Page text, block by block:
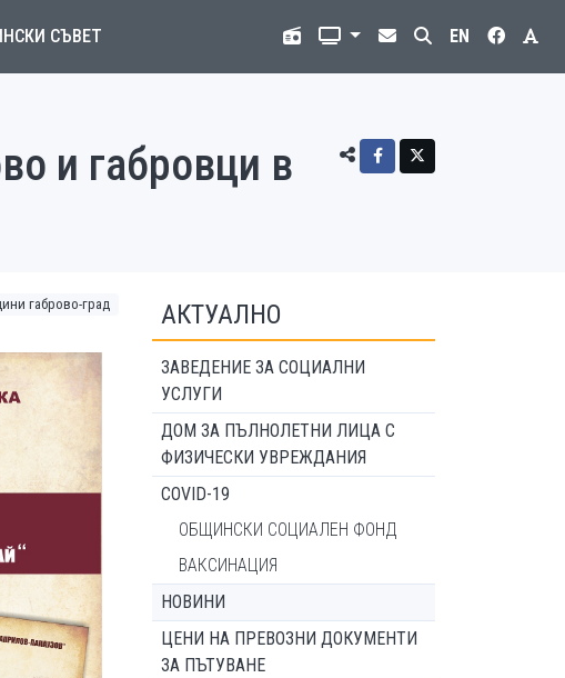
СЪВЕТ EN
и габровци в
габрово-град АКТУАЛНО
ЗАВЕДЕНИЕ ЗА СОЦИАЛНИ
УСЛУГИ
ДОМ ЗА ПЪЛНОЛЕТНИ ЛИЦА С
ФИЗИЧЕСКИ УВРЕЖДАНИЯ
COVID-19
ОБЩИНСКИ СОЦИАЛЕН ФОНД
ВАКСИНАЦИЯ
НОВИНИ
ЦЕНИ НА ПРЕВОЗНИ ДОКУМЕНТИ
ЗА ПЪТУВАНЕ